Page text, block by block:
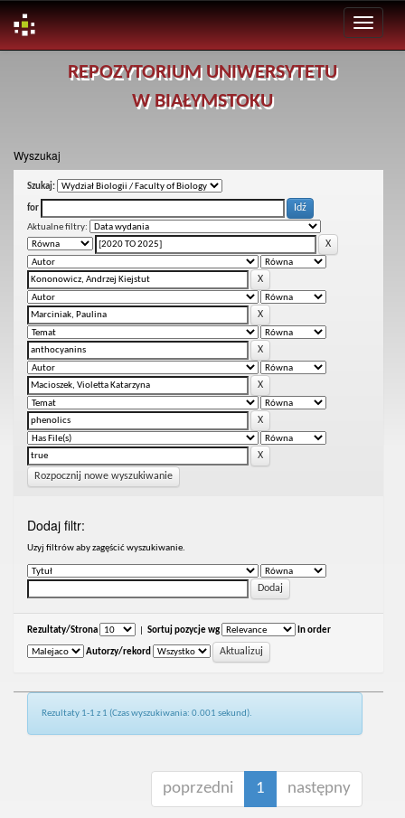
REPOZYTORIUM UNIWERSYTETU
W BIAŁYMSTOKU
Wyszukaj
Szukaj:
for
Aktualne filtry:
Rozpocznij nowe wyszukiwanie
Dodaj filtr:
Uzyj filtrów aby zagęścić wyszukiwanie.
Rezultaty/Strona Sortuj pozycje wg In order
Autorzy/rekord
Rezultaty 1-1 z 1 (Czas wyszukiwania: 0.001 sekund).
poprzedni 1 następny